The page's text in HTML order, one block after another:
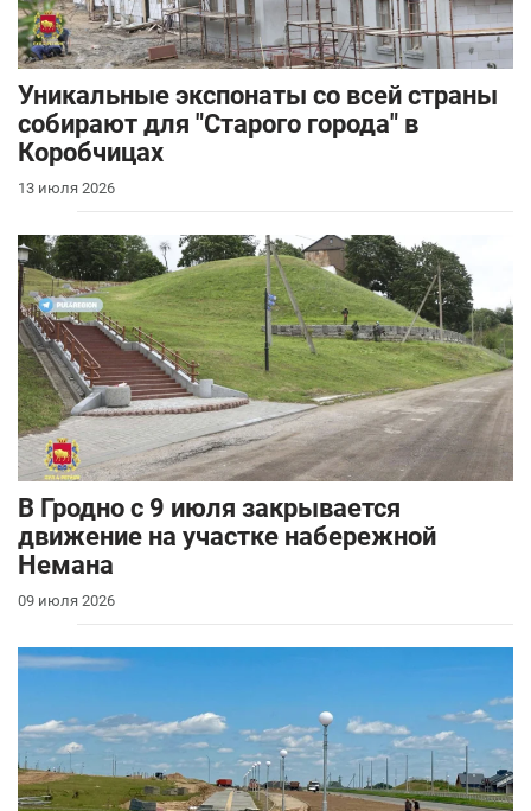
Уникальные экспонаты со всей страны
собирают для "Старого города" в
Коробчицах
13 июля 2026
В Гродно с 9 июля закрывается
движение на участке набережной
Немана
09 июля 2026